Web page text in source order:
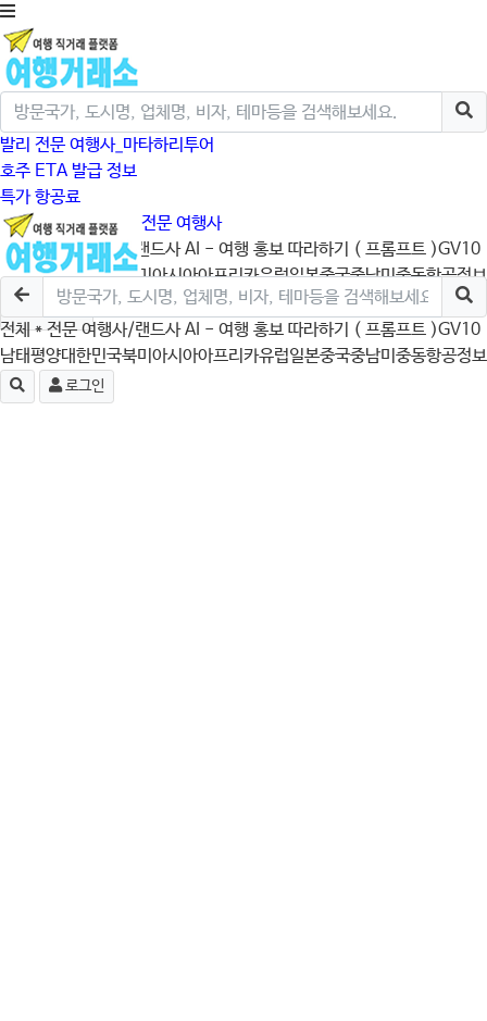
발리 전문 여행사_마타하리투어
호주 ETA 발급 정보
특가 항공료
크루즈/미국/캐나다 전문 여행사
전체 * 전문 여행사/랜드사AI - 여행 홍보 따라하기 ( 프롬프트 )GV10
남태평양대한민국북미아시아아프리카유럽일본중국중남미중동항공정보
로그인
전체 * 전문 여행사/랜드사AI - 여행 홍보 따라하기 ( 프롬프트 )GV10
남태평양대한민국북미 아시아아프리카유럽일본중국중남미 중동항공정보
로그인